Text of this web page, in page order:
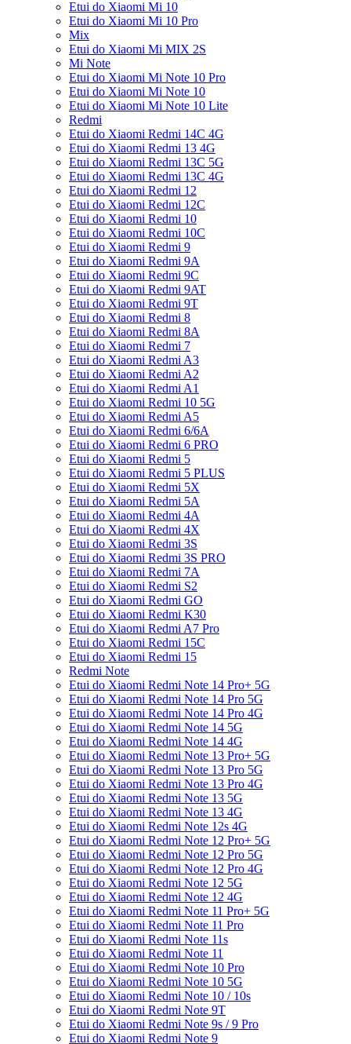
Etui do Xiaomi Mi 10
Etui do Xiaomi Mi 10 Pro
Mix
Etui do Xiaomi Mi MIX 2S
Mi Note
Etui do Xiaomi Mi Note 10 Pro
Etui do Xiaomi Mi Note 10
Etui do Xiaomi Mi Note 10 Lite
Redmi
Etui do Xiaomi Redmi 14C 4G
Etui do Xiaomi Redmi 13 4G
Etui do Xiaomi Redmi 13C 5G
Etui do Xiaomi Redmi 13C 4G
Etui do Xiaomi Redmi 12
Etui do Xiaomi Redmi 12C
Etui do Xiaomi Redmi 10
Etui do Xiaomi Redmi 10C
Etui do Xiaomi Redmi 9
Etui do Xiaomi Redmi 9A
Etui do Xiaomi Redmi 9C
Etui do Xiaomi Redmi 9AT
Etui do Xiaomi Redmi 9T
Etui do Xiaomi Redmi 8
Etui do Xiaomi Redmi 8A
Etui do Xiaomi Redmi 7
Etui do Xiaomi Redmi A3
Etui do Xiaomi Redmi A2
Etui do Xiaomi Redmi A1
Etui do Xiaomi Redmi 10 5G
Etui do Xiaomi Redmi A5
Etui do Xiaomi Redmi 6/6A
Etui do Xiaomi Redmi 6 PRO
Etui do Xiaomi Redmi 5
Etui do Xiaomi Redmi 5 PLUS
Etui do Xiaomi Redmi 5X
Etui do Xiaomi Redmi 5A
Etui do Xiaomi Redmi 4A
Etui do Xiaomi Redmi 4X
Etui do Xiaomi Redmi 3S
Etui do Xiaomi Redmi 3S PRO
Etui do Xiaomi Redmi 7A
Etui do Xiaomi Redmi S2
Etui do Xiaomi Redmi GO
Etui do Xiaomi Redmi K30
Etui do Xiaomi Redmi A7 Pro
Etui do Xiaomi Redmi 15C
Etui do Xiaomi Redmi 15
Redmi Note
Etui do Xiaomi Redmi Note 14 Pro+ 5G
Etui do Xiaomi Redmi Note 14 Pro 5G
Etui do Xiaomi Redmi Note 14 Pro 4G
Etui do Xiaomi Redmi Note 14 5G
Etui do Xiaomi Redmi Note 14 4G
Etui do Xiaomi Redmi Note 13 Pro+ 5G
Etui do Xiaomi Redmi Note 13 Pro 5G
Etui do Xiaomi Redmi Note 13 Pro 4G
Etui do Xiaomi Redmi Note 13 5G
Etui do Xiaomi Redmi Note 13 4G
Etui do Xiaomi Redmi Note 12s 4G
Etui do Xiaomi Redmi Note 12 Pro+ 5G
Etui do Xiaomi Redmi Note 12 Pro 5G
Etui do Xiaomi Redmi Note 12 Pro 4G
Etui do Xiaomi Redmi Note 12 5G
Etui do Xiaomi Redmi Note 12 4G
Etui do Xiaomi Redmi Note 11 Pro+ 5G
Etui do Xiaomi Redmi Note 11 Pro
Etui do Xiaomi Redmi Note 11s
Etui do Xiaomi Redmi Note 11
Etui do Xiaomi Redmi Note 10 Pro
Etui do Xiaomi Redmi Note 10 5G
Etui do Xiaomi Redmi Note 10 / 10s
Etui do Xiaomi Redmi Note 9T
Etui do Xiaomi Redmi Note 9s / 9 Pro
Etui do Xiaomi Redmi Note 9